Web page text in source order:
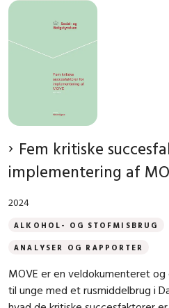
Fem kritiske
implementering af
2024
ALKOHOL- OG STOFMISBRUG
ANALYSER OG RAPPORTER
MOVE er en veldokumenteret
til unge med et rusmiddelbrug i